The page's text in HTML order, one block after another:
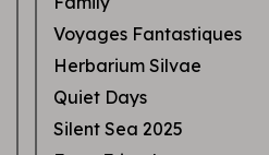
Voyages Fantastiques
Herbarium Silvae
Quiet Days
Silent Sea 2025